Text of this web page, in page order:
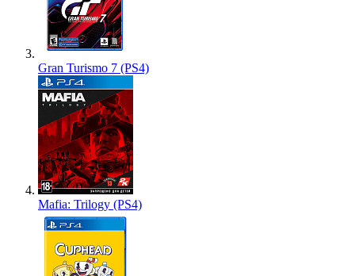
Gran Turismo 7 (PS4)
Mafia: Trilogy (PS4)